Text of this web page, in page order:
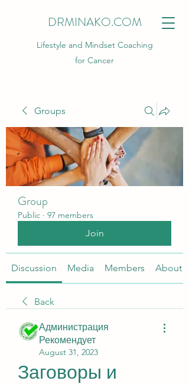
DRMINAKO.COM
Lifestyle and Mindset Coaching
for Cancer
Groups
Group
Public · 97 members
Join
Discussion Media Members About
Back
Администрация
Рекомендует
August 31, 2023
Заговоры и